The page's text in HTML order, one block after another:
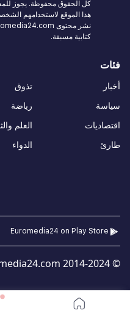
كل الحقوق محفوظة. يجوز
هذا الموقع لاستخدامهم
كتابية مسبقة.
فئات
أخبار
سياسة
اقتصاديات
طارئ
تذوق
رياضة
العلم
الدواء
© 2014-2024 Euromedia24.com
Euromedia24 on Play Store